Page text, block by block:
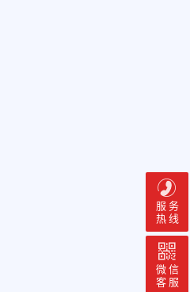
服 务
热 线
微 信
客 服